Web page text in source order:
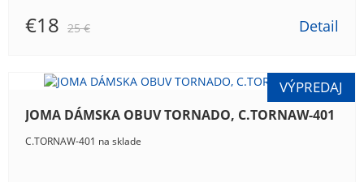
€18 25 € Detail
JOMA DÁMSKA OBUV TORNADO, C.TORNAW-401
C.TORNAW-401 na sklade